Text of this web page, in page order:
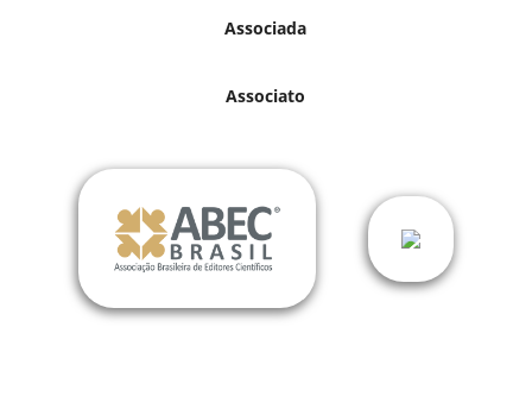
Associada
Associato